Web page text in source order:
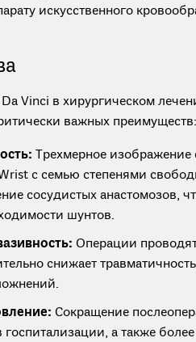
искусственного
Vinci в хирургическом
важных преимуществ:
Трехмерное
с семью степенями
сосудистых анастомозов,
шунтов.
Операции
снижает
Сокращение
а также